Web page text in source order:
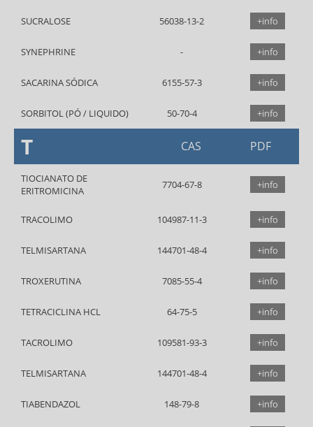
SUCRALOSE 56038-13-2 +info
SYNEPHRINE +info
SACARINA SÓDICA 6155-57-3 +info
SORBITOL (PÓ / LIQUIDO) 50-70-4 +info
T CAS PDF
TIOCIANATO DE
ERITROMICINA
7704-67-8 +info
TRACOLIMO 104987-11-3 +info
TELMISARTANA 144701-48-4 +info
TROXERUTINA 7085-55-4 +info
TETRACICLINA HCL 64-75-5 +info
TACROLIMO 109581-93-3 +info
TELMISARTANA 144701-48-4 +info
TIABENDAZOL 148-79-8 +info